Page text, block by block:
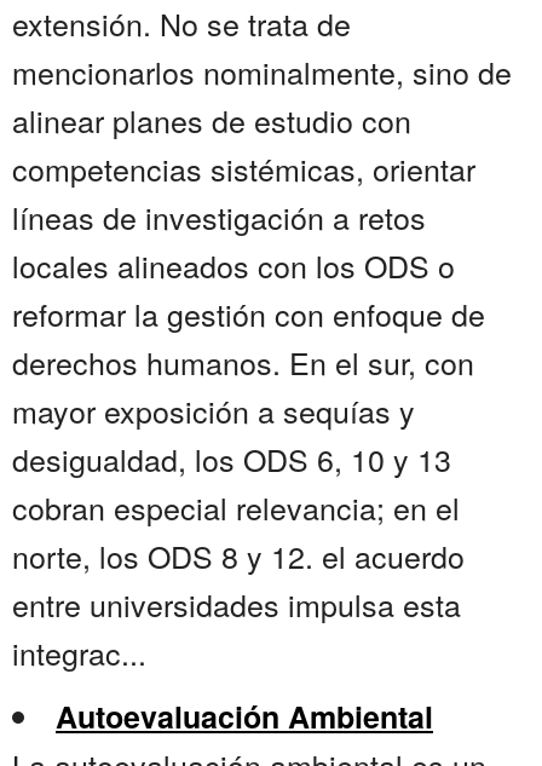
extensión. No se trata de
mencionarlos nominalmente, sino de
alinear planes de estudio con
competencias sistémicas, orientar
líneas de investigación a retos
locales alineados con los ODS o
reformar la gestión con enfoque de
derechos humanos. En el sur, con
mayor exposición a sequías y
desigualdad, los ODS 6, 10 y 13
cobran especial relevancia; en el
norte, los ODS 8 y 12. el acuerdo
entre universidades impulsa esta
integrac...
Autoevaluación Ambiental